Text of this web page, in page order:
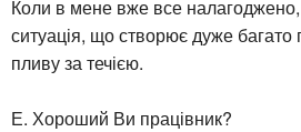
Коли в мене вже все
ситуація, що створює дуже багато
пливу за течією.
Е. Хороший Ви працівник?